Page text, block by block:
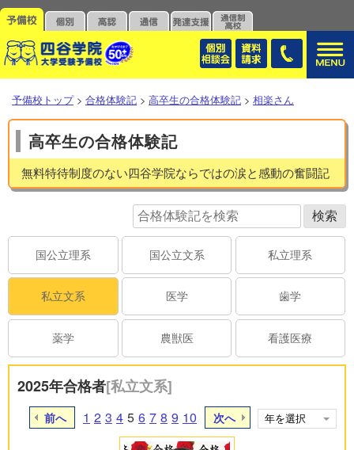
予備校トップ > 合格体験記 > 高卒生の合格体験記 > 相楽さん
高卒生の合格体験記
無料特待制度のない四谷学院ならではの涙と感動の奮闘記
国公立理系 国公立文系 私立理系
私立文系 医学 歯学
薬学 農獣医 看護医療
2025年合格者[私立文系]
前へ 1 2 3 4 5 6 7 8 9 10 次へ